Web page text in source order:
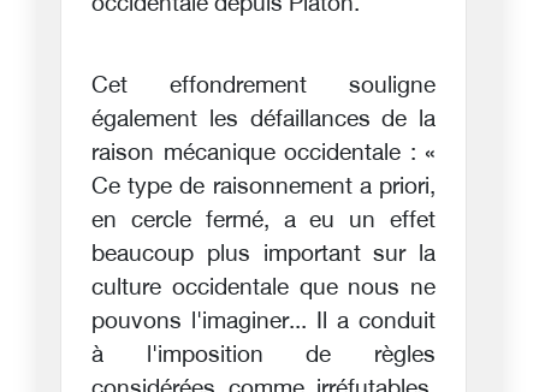
Cet effondrement souligne
également les défaillances de la
raison mécanique occidentale : «
Ce type de raisonnement a priori,
en cercle fermé, a eu un effet
beaucoup plus important sur la
culture occidentale que nous ne
pouvons l'imaginer... Il a conduit
à l'imposition de règles